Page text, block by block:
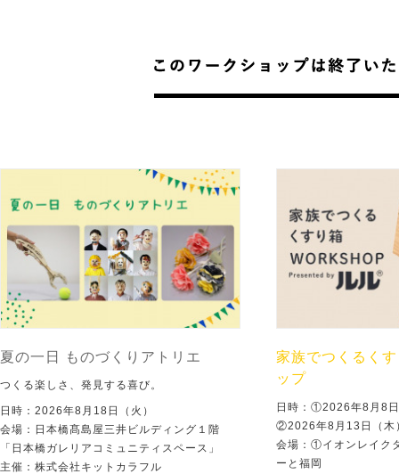
夏の一日 ものづくりアトリエ
つくる楽しさ、発見する喜び。
日時：2026年8月18日（火）
会場：日本橋髙島屋三井ビルディング１階
「日本橋ガレリアコミュニティスペース」
主催：株式会社キットカラフル
家族でつくるく
ップ
日時：①2026年8月8
②2026年8月13日（木
会場：①イオンレイ
ーと福岡